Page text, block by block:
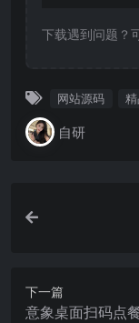
下载遇到问题？
网站源码
自研
下一篇
意象桌面扫码点